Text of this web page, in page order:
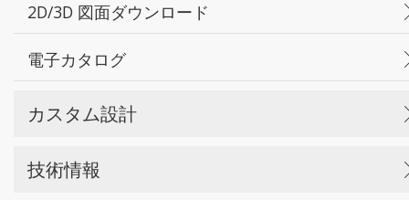
2D/3D 図面ダウンロード
電子カタログ
カスタム設計
技術情報